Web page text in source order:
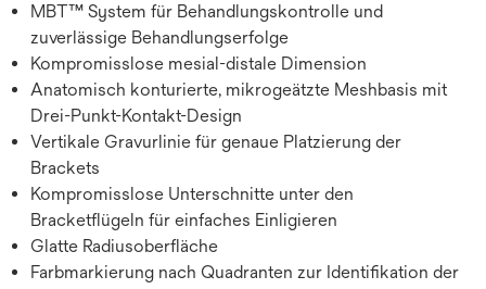
MBT™ System für Behandlungskontrolle und
zuverlässige Behandlungserfolge
Kompromisslose mesial-distale Dimension
Anatomisch konturierte, mikrogeätzte Meshbasis mit
Drei-Punkt-Kontakt-Design
Vertikale Gravurlinie für genaue Platzierung der
Brackets
Kompromisslose Unterschnitte unter den
Bracketflügeln für einfaches Einligieren
Glatte Radiusoberfläche
Farbmarkierung nach Quadranten zur Identifikation der